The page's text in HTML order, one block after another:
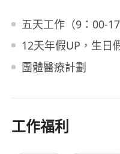
五天工作（9：00-
12天年假UP，生日
團體醫療計劃
工作福利